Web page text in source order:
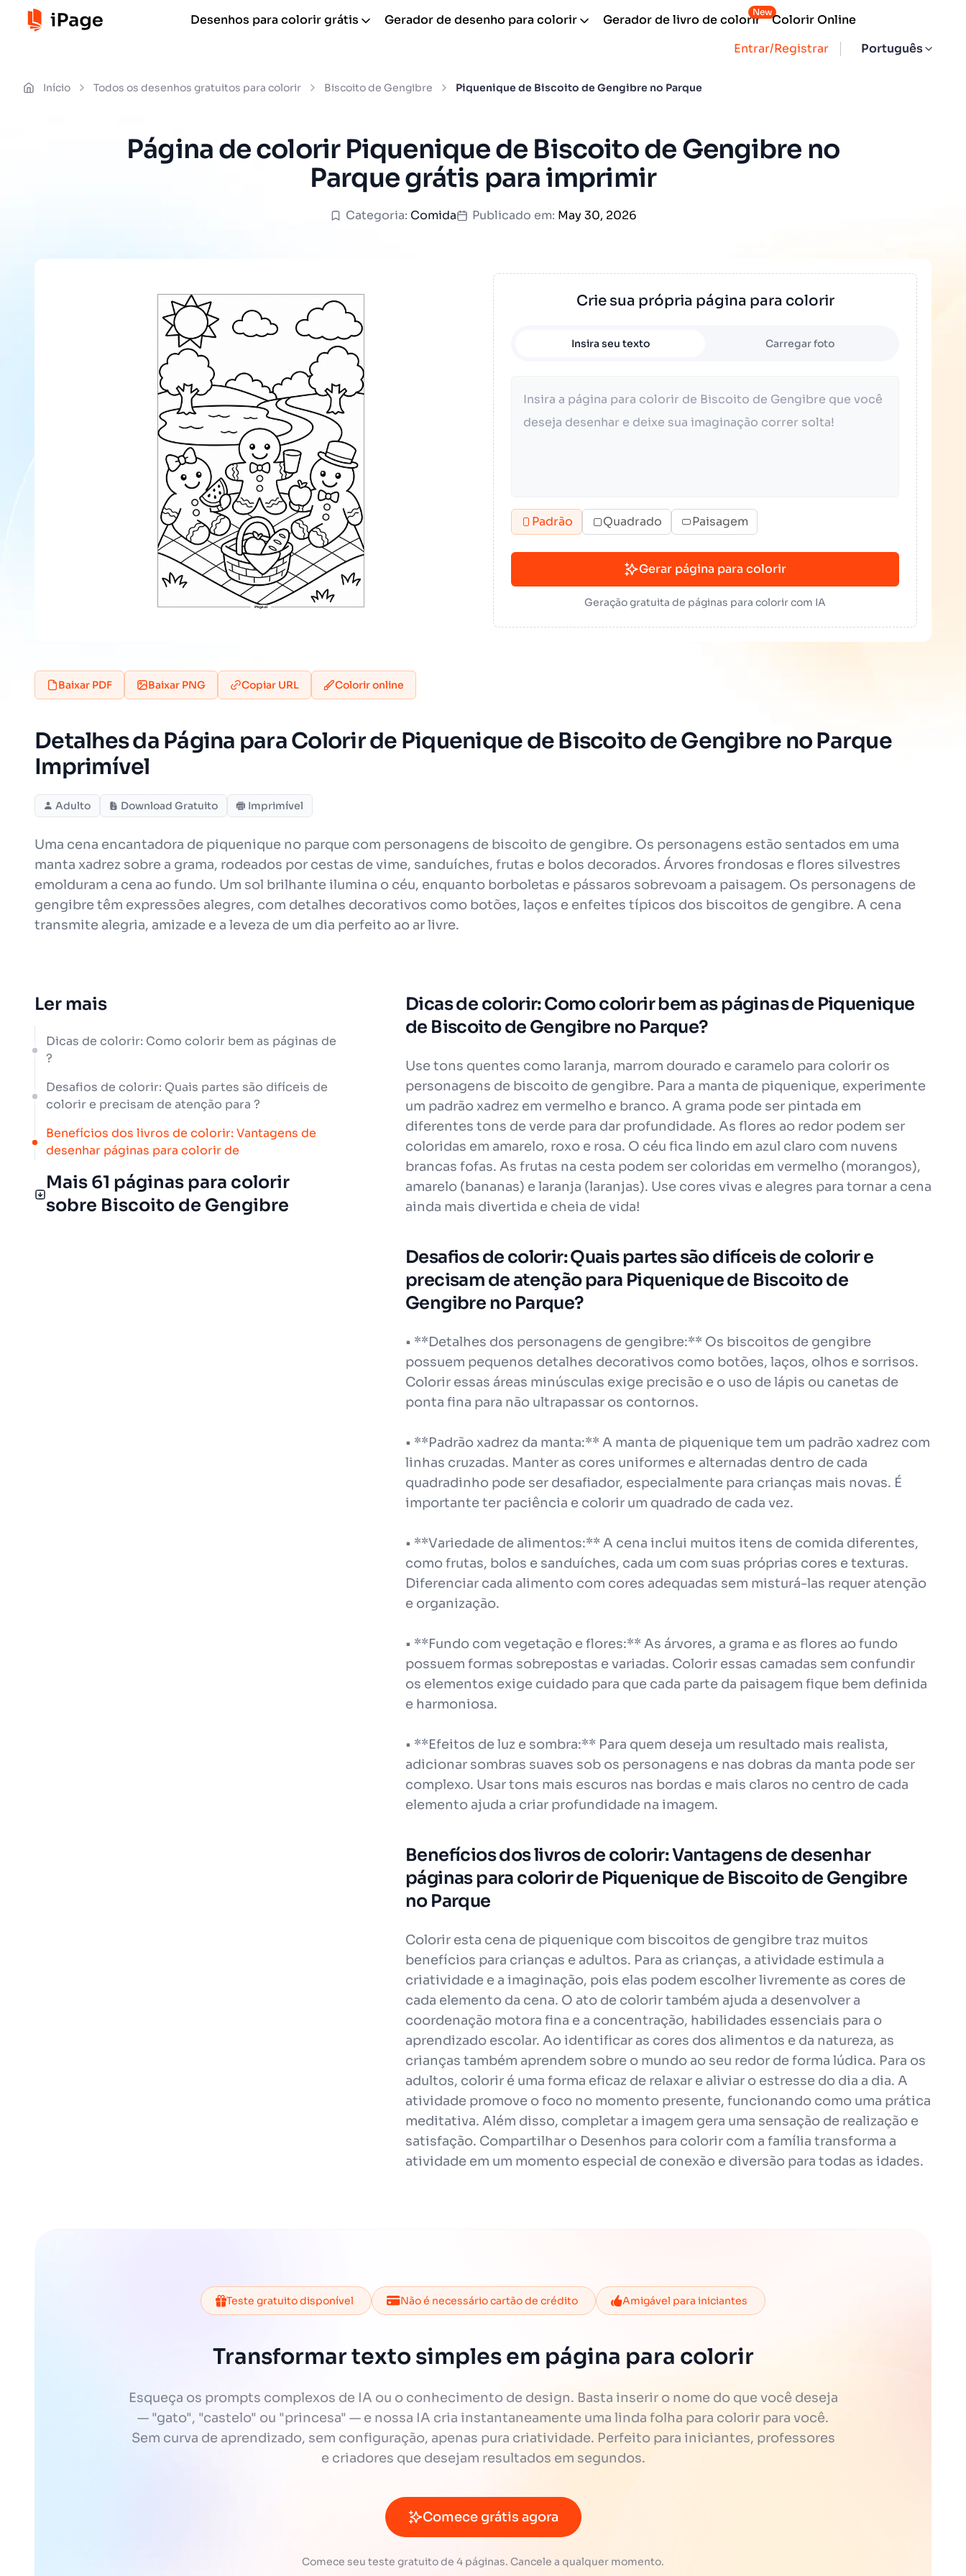
Entrar/Registrar Português
Desenhos para colorir grátis Gerador de desenho para colorir Gerador de livro de colorir
New
Colorir Online
Início Todos os desenhos gratuitos para colorir Biscoito de Gengibre Piquenique de Biscoito de Gengibre no Parque
Página de colorir Piquenique de Biscoito de Gengibre no
Parque grátis para imprimir
Categoria: Comida Publicado em: May 30, 2026
Crie sua própria página para colorir
Insira seu texto Carregar foto
Padrão Quadrado Paisagem
Gerar página para colorir
Geração gratuita de páginas para colorir com IA
Baixar PDF Baixar PNG Copiar URL Colorir online
Detalhes da Página para Colorir de Piquenique de Biscoito de Gengibre no Parque
Imprimível
Adulto Download Gratuito Imprimível
Uma cena encantadora de piquenique no parque com personagens de biscoito de gengibre. Os personagens estão sentados em uma
manta xadrez sobre a grama, rodeados por cestas de vime, sanduíches, frutas e bolos decorados. Árvores frondosas e flores silvestres
emolduram a cena ao fundo. Um sol brilhante ilumina o céu, enquanto borboletas e pássaros sobrevoam a paisagem. Os personagens de
gengibre têm expressões alegres, com detalhes decorativos como botões, laços e enfeites típicos dos biscoitos de gengibre. A cena
transmite alegria, amizade e a leveza de um dia perfeito ao ar livre.
Ler mais
Dicas de colorir: Como colorir bem as páginas de
?
Desafios de colorir: Quais partes são difíceis de
colorir e precisam de atenção para ?
Benefícios dos livros de colorir: Vantagens de
desenhar páginas para colorir de
Mais 61 páginas para colorir
sobre Biscoito de Gengibre
Dicas de colorir: Como colorir bem as páginas de Piquenique
de Biscoito de Gengibre no Parque?
Use tons quentes como laranja, marrom dourado e caramelo para colorir os
personagens de biscoito de gengibre. Para a manta de piquenique, experimente
um padrão xadrez em vermelho e branco. A grama pode ser pintada em
diferentes tons de verde para dar profundidade. As flores ao redor podem ser
coloridas em amarelo, roxo e rosa. O céu fica lindo em azul claro com nuvens
brancas fofas. As frutas na cesta podem ser coloridas em vermelho (morangos),
amarelo (bananas) e laranja (laranjas). Use cores vivas e alegres para tornar a cena
ainda mais divertida e cheia de vida!
Desafios de colorir: Quais partes são difíceis de colorir e
precisam de atenção para Piquenique de Biscoito de
Gengibre no Parque?
• **Detalhes dos personagens de gengibre:** Os biscoitos de gengibre
possuem pequenos detalhes decorativos como botões, laços, olhos e sorrisos.
Colorir essas áreas minúsculas exige precisão e o uso de lápis ou canetas de
ponta fina para não ultrapassar os contornos.
• **Padrão xadrez da manta:** A manta de piquenique tem um padrão xadrez com
linhas cruzadas. Manter as cores uniformes e alternadas dentro de cada
quadradinho pode ser desafiador, especialmente para crianças mais novas. É
importante ter paciência e colorir um quadrado de cada vez.
• **Variedade de alimentos:** A cena inclui muitos itens de comida diferentes,
como frutas, bolos e sanduíches, cada um com suas próprias cores e texturas.
Diferenciar cada alimento com cores adequadas sem misturá-las requer atenção
e organização.
• **Fundo com vegetação e flores:** As árvores, a grama e as flores ao fundo
possuem formas sobrepostas e variadas. Colorir essas camadas sem confundir
os elementos exige cuidado para que cada parte da paisagem fique bem definida
e harmoniosa.
• **Efeitos de luz e sombra:** Para quem deseja um resultado mais realista,
adicionar sombras suaves sob os personagens e nas dobras da manta pode ser
complexo. Usar tons mais escuros nas bordas e mais claros no centro de cada
elemento ajuda a criar profundidade na imagem.
Benefícios dos livros de colorir: Vantagens de desenhar
páginas para colorir de Piquenique de Biscoito de Gengibre
no Parque
Colorir esta cena de piquenique com biscoitos de gengibre traz muitos
benefícios para crianças e adultos. Para as crianças, a atividade estimula a
criatividade e a imaginação, pois elas podem escolher livremente as cores de
cada elemento da cena. O ato de colorir também ajuda a desenvolver a
coordenação motora fina e a concentração, habilidades essenciais para o
aprendizado escolar. Ao identificar as cores dos alimentos e da natureza, as
crianças também aprendem sobre o mundo ao seu redor de forma lúdica. Para os
adultos, colorir é uma forma eficaz de relaxar e aliviar o estresse do dia a dia. A
atividade promove o foco no momento presente, funcionando como uma prática
meditativa. Além disso, completar a imagem gera uma sensação de realização e
satisfação. Compartilhar o Desenhos para colorir com a família transforma a
atividade em um momento especial de conexão e diversão para todas as idades.
Teste gratuito disponível Não é necessário cartão de crédito Amigável para iniciantes
Transformar texto simples em página para colorir
Esqueça os prompts complexos de IA ou o conhecimento de design. Basta inserir o nome do que você deseja
— "gato", "castelo" ou "princesa" — e nossa IA cria instantaneamente uma linda folha para colorir para você.
Sem curva de aprendizado, sem configuração, apenas pura criatividade. Perfeito para iniciantes, professores
e criadores que desejam resultados em segundos.
Comece grátis agora
Comece seu teste gratuito de 4 páginas. Cancele a qualquer momento.